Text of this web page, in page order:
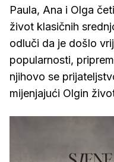
Paula, Ana i Olga
život klasičnih
odluči da je došlo
popularnosti,
njihovo se
mijenjajući Olgin